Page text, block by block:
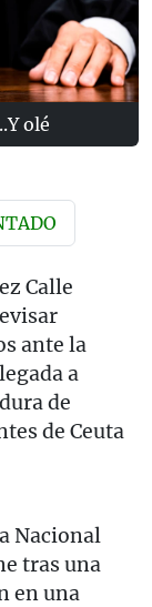
olé
Calle
ante la
a
de
de Ceuta
Nacional
tras una
en una